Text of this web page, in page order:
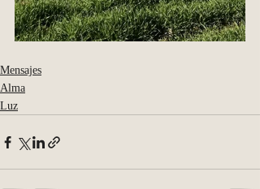
Mensajes
Alma
Luz